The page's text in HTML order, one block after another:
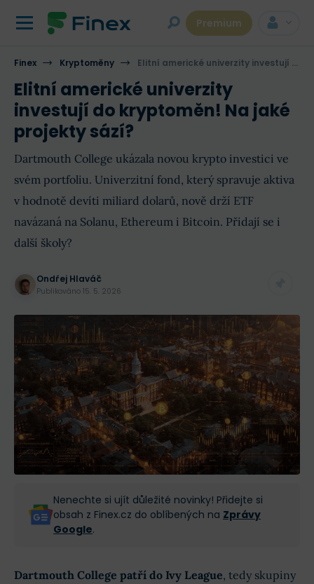
Premium
Finex Kryptoměny Elitní americké univerzity investují do kryptoměn! Na jaké projekty sází?
Elitní americké univerzity
investují do kryptoměn! Na jaké
projekty sází?
Dartmouth College ukázala novou krypto investici ve
svém portfoliu. Univerzitní fond, který spravuje aktiva
v hodnotě devíti miliard dolarů, nově drží ETF
navázaná na Solanu, Ethereum i Bitcoin. Přidají se i
další školy?
Ondřej Hlaváč
Publikováno 15. 5. 2026
Nenechte si ujít důležité novinky! Přidejte si
obsah z Finex.cz do oblíbených na Zprávy
Google.
Dartmouth College patří do Ivy League, tedy skupiny